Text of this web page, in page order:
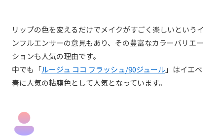
リップの色を変えるだけでメイクがすごく楽しいというイ
ンフルエンサーの意見もあり、その豊富なカラーバリエー
ションも人気の理由です。
中でも「ルージュ ココ フラッシュ/90ジュール 」はイエベ
春に人気の粘膜色として人気となっています。